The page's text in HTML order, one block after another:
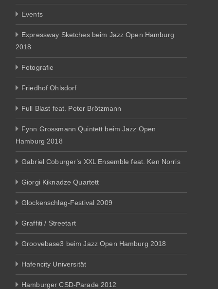
Events
Expressway Sketches beim Jazz Open Hamburg
2018
Fotografie
Friedhof Ohlsdorf
Full Blast feat. Peter Brötzmann
Fynn Grossmann Quintett beim Jazz Open
Hamburg 2018
Gabriel Coburger’s XXL Ensemble feat. Ken Norris
Giorgi Kiknadze Quartett
Glockenschlag-Festival 2009
Graffiti / Streetart
Groovebase3 beim Jazz Open Hamburg 2018
Hafencity Universität
Hamburger CSD-Parade 2012